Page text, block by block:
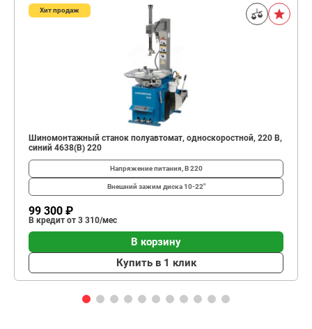
Хит продаж
Шиномонтажный станок полуавтомат, односкоростной, 220 В,
синий 4638(B) 220
Напряжение питания, В220
Внешний зажим диска10-22"
99 300 ₽
В кредит от 3 310/мес
В корзину
Купить в 1 клик